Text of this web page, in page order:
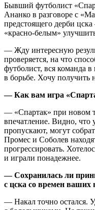
Бывший футболист
Ананко в разговоре с
предстоящего дерби
«красно‑белым»
— Жду интересную
проверяется, на что
футболист, вся команда
в борьбе. Хочу получить
— Как вам игра
— «Спартак» при новом
впечатление. Видно, что
пропускают, могут
Промес и Соболев
прогрессировать.
и играли понадежнее.
— Сохранилась ли
с цска со времен ваших
— Накал точно остался.